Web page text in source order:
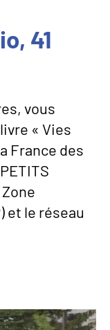
41
vous
« Vies
France des
et le réseau